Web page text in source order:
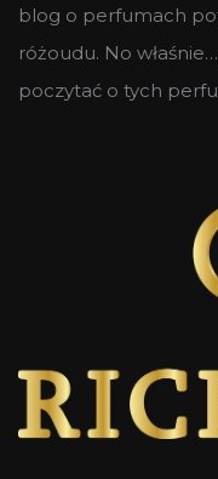
blog o perfumach
różoudu. No
poczytać o tych